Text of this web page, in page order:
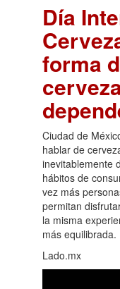
Día
forma
Ciudad de
hablar de
inevitablemente
hábitos de
vez más
permitan
la misma
más equilibrada.
Lado.mx